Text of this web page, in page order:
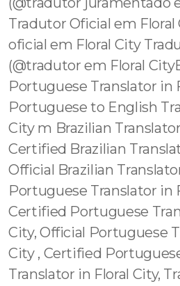
Tradutor Oficial em
oficial em Floral City
(@tradutor em Floral
Portuguese Translator in
Portuguese to English
City m Brazilian
Certified Brazilian
Official Brazilian
Portuguese Translator in
Certified Portuguese
City, Official Portuguese
City , Certified
Translator in Floral City,